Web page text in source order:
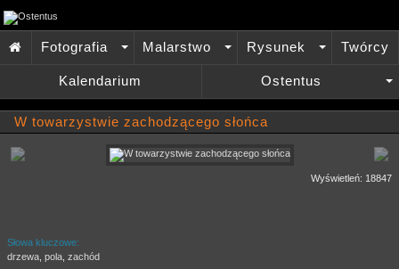

Fotografia
Malarstwo
Rysunek Twórcy
Kalendarium
+
Ostentus
W towarzystwie zachodzącego słońca
Wyświetleń: 18847
Słowa kluczowe:
drzewa pola zachód